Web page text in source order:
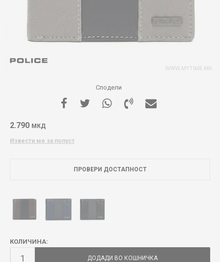
Сподели
2.790 МКД
Извести ме за попуст
ПРОВЕРИ ДОСТАПНОСТ
КОЛИЧИНА:
ДОДАДИ ВО КОШНИЧКА